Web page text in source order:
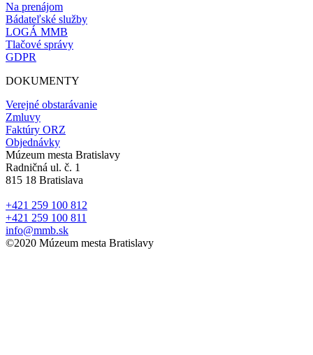
Na prenájom
Bádateľské služby
LOGÁ MMB
Tlačové správy
GDPR
DOKUMENTY
Verejné obstarávanie
Zmluvy
Faktúry ORZ
Objednávky
Múzeum mesta Bratislavy
Radničná ul. č. 1
815 18 Bratislava
+421 259 100 812
+421 259 100 811
info@mmb.sk
©2020 Múzeum mesta Bratislavy